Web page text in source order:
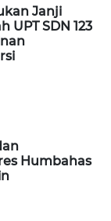
Janji
UPT SDN 123
Humbahas